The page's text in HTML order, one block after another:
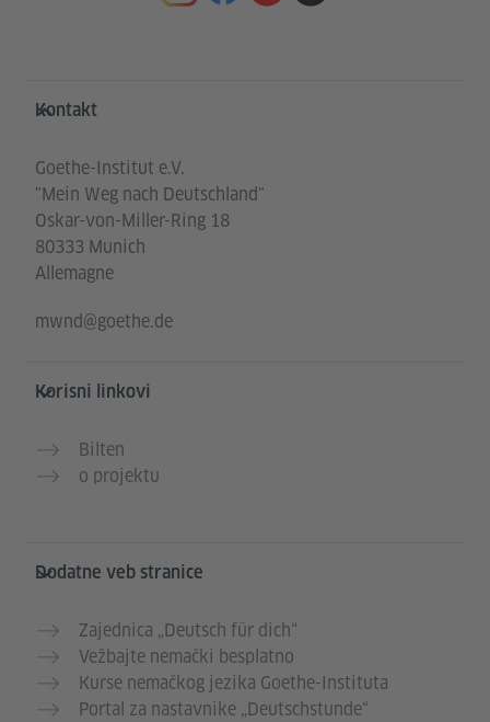
Service- und Informationsbereich
Kontakt
Goethe-Institut e.V.
"Mein Weg nach Deutschland"
Oskar-von-Miller-Ring 18
80333 Munich
Allemagne
mwnd@goethe.de
Korisni linkovi
Bilten
o projektu
Dodatne veb stranice
Zajednica „Deutsch für dich“
Vežbajte nemački besplatno
Kurse nemačkog jezika Goethe-Instituta
Portal za nastavnike „Deutschstunde“